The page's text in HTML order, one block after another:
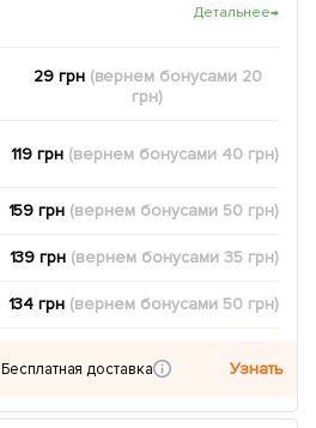
Детальнее→
29 грн (вернем бонусами 20
грн)
119 грн (вернем бонусами 40 грн)
159 грн (вернем бонусами 50 грн)
139 грн (вернем бонусами35 грн)
134 грн (вернем бонусами 50 грн)
Бесплатная доставка Узнать